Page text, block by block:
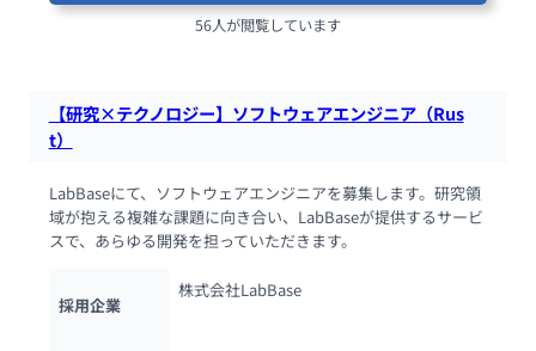
56人が閲覧しています
【研究×テクノロジー】ソフトウェアエンジニア（Rus
t）
LabBaseにて、ソフトウェアエンジニアを募集します。研究領
域が抱える複雑な課題に向き合い、LabBaseが提供するサービ
スで、あらゆる開発を担っていただきます。
採用企業
株式会社LabBase